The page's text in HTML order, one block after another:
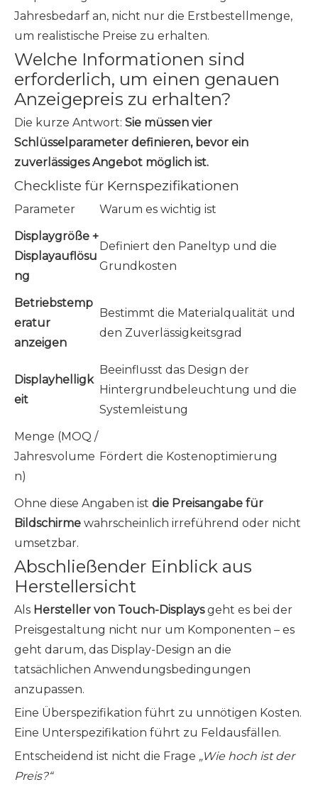
Jahresbedarf an, nicht nur die Erstbestellmenge,
um realistische Preise zu erhalten.
Welche Informationen sind
erforderlich, um einen genauen
Anzeigepreis zu erhalten?
Die kurze Antwort: Sie müssen vier
Schlüsselparameter definieren, bevor ein
zuverlässiges Angebot möglich ist.
Checkliste für Kernspezifikationen
Parameter
Warum es wichtig ist
Displaygröße +
Displayauflösu
ng
Definiert den Paneltyp und die
Grundkosten
Betriebstemp
eratur
anzeigen
Bestimmt die Materialqualität und
den Zuverlässigkeitsgrad
Displayhelligk
eit
Beeinflusst das Design der
Hintergrundbeleuchtung und die
Systemleistung
Menge (MOQ /
Jahresvolume
n)
Fördert die Kostenoptimierung
Ohne diese Angaben ist die Preisangabe für
Bildschirme wahrscheinlich irreführend oder nicht
umsetzbar.
Abschließender Einblick aus
Herstellersicht
Als Hersteller von Touch-Displaysgeht es bei der
Preisgestaltung nicht nur um Komponenten – es
geht darum, das Display-Design an die
tatsächlichen Anwendungsbedingungen
anzupassen.
Eine Überspezifikation führt zu unnötigen Kosten.
Eine Unterspezifikation führt zu Feldausfällen.
Entscheidend ist nicht die Frage „Wie hoch ist der
Preis?“